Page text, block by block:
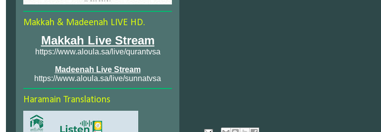
Makkah & Madeenah LIVE HD.
Makkah Live Stream
https://www.aloula.sa/live/qurantvsa
Madeenah Live Stream
https://www.aloula.sa/live/sunnatvsa
Haramain Translations